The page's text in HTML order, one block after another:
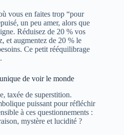
vous en faites trop “pour
un peu amer, alors que
Réduisez de 20 % vos
et augmentez de 20 % le
Ce petit rééquilibrage
de voir le monde
taxée de superstition.
puissant pour réfléchir
à ces questionnements :
mystère et lucidité ?